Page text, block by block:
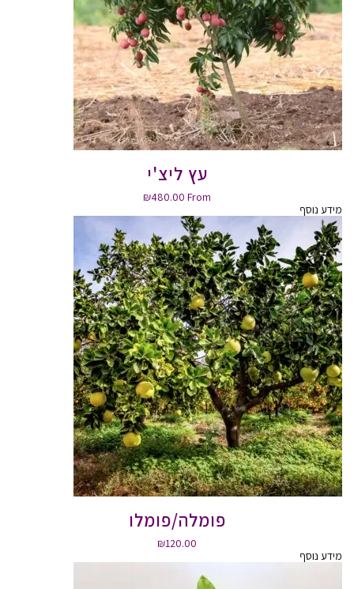
עץ ליצ'י
From
₪480.00
מידע נוסף
פומלה/פומלו
₪120.00
מידע נוסף